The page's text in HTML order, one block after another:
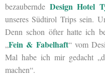
bezaubernde Design Hotel
unseres Südtirol Trips sein.
Denn schon öfter hatte ich
„Fein & Fabelhaft“ vom
Mal habe ich mir gedacht
machen“.